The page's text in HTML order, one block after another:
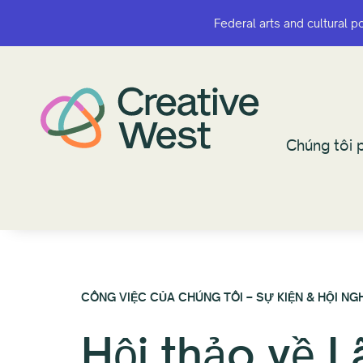
Federal arts and cultural
Chúng tôi
Federal arts and cultural
Chúng tôi
CÔNG VIỆC CỦA CHÚNG TÔI – SỰ KIỆN & HỘI